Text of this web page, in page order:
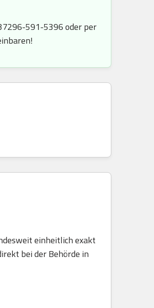
591-5396 oder per
einheitlich exakt
bei der Behörde in